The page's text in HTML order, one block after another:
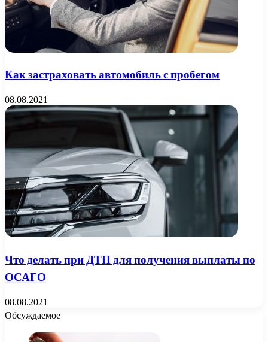
Как застраховать автомобиль с пробегом
08.08.2021
Что делать при ДТП для получения выплаты по
ОСАГО
08.08.2021
Обсуждаемое